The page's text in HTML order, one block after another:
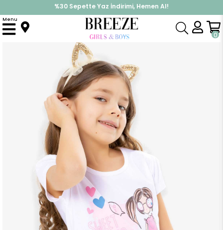
%30 Sepette Yaz İndirimi, Hemen Al!
İndirimlere ek %10 İndirimi Kap, Hemen Üye Ol!
0
Menu
Anasayfa Üst Giyim Tişört